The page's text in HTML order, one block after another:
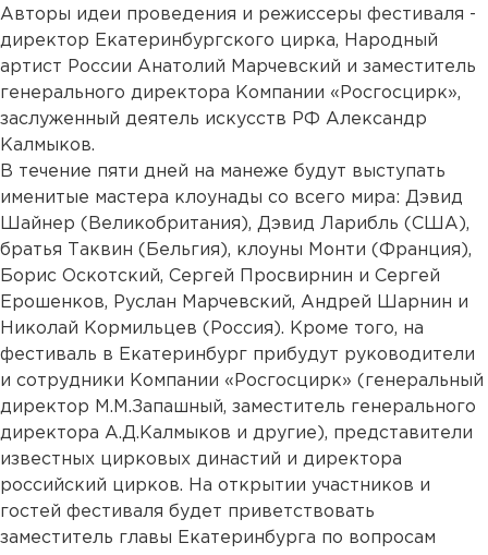
Авторы идеи проведения и режиссеры фестиваля -
директор Екатеринбургского цирка, Народный
артист России Анатолий Марчевский и заместитель
генерального директора Компании «Росгосцирк»,
заслуженный деятель искусств РФ Александр
Калмыков.
В течение пяти дней на манеже будут выступать
именитые мастера клоунады со всего мира: Дэвид
Шайнер (Великобритания), Дэвид Ларибль (США),
братья Таквин (Бельгия), клоуны Монти (Франция),
Борис Оскотский, Сергей Просвирнин и Сергей
Ерошенков, Руслан Марчевский, Андрей Шарнин и
Николай Кормильцев (Россия). Кроме того, на
фестиваль в Екатеринбург прибудут руководители
и сотрудники Компании «Росгосцирк» (генеральный
директор М.М.Запашный, заместитель генерального
директора А.Д.Калмыков и другие), представители
известных цирковых династий и директора
российский цирков. На открытии участников и
гостей фестиваля будет приветствовать
заместитель главы Екатеринбурга по вопросам